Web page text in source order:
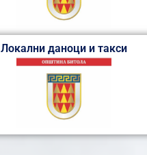
Локални даноци и такси